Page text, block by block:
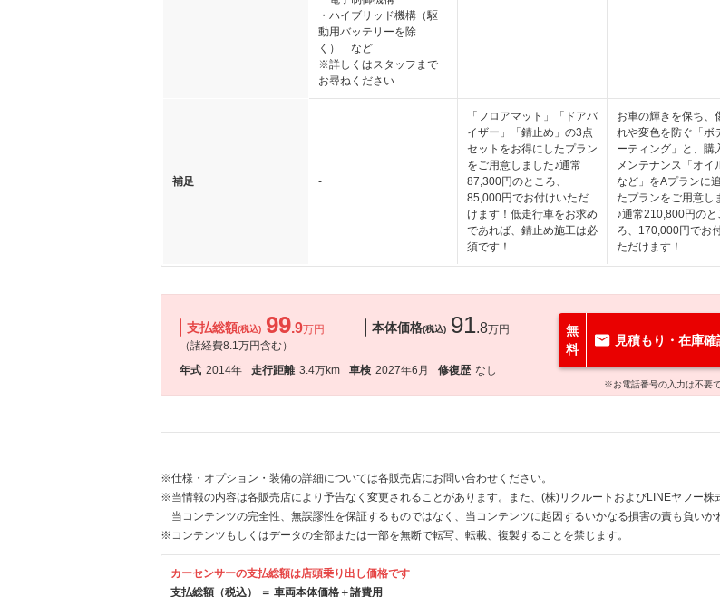
・ハイブリッド機構（駆
動用バッテリーを除
く） など
※詳しくはスタッフまで
お尋ねください
補足 -
「フロアマット」「ドアバ
イザー」「錆止め」の3点
セットをお得にしたプラン
をご用意しました♪通常
87,300円のところ、
85,000円でお付けいただ
けます！低走行車をお求め
であれば、錆止め施工は必
須です！
お車の輝きを保ち、
れや変色を防ぐ「ボ
ーティング」と、購
メンテナンス「オイ
など」をAプランに
たプランをご用意し
♪通常210,800円のと
ろ、170,000円でお
ただけます！
支払総額(税込) 99.9万円
（諸経費8.1万円含む）
本体価格(税込) 91.8万円
年式 2014年 走行距離 3.4万km 車検 2027年6月 修復歴 なし
無
料
見積もり・在庫確
※お電話番号の入力は不要で
※仕様・オプション・装備の詳細については各販売店にお問い合わせください。
※当情報の内容は各販売店により予告なく変更されることがあります。また、(株)リクルートおよびLINEヤフー株
当コンテンツの完全性、無誤謬性を保証するものではなく、当コンテンツに起因するいかなる損害の責も負いか
※コンテンツもしくはデータの全部または一部を無断で転写、転載、複製することを禁じます。
カーセンサーの支払総額は店頭乗り出し価格です
支払総額（税込） ＝ 車両本体価格＋諸費用